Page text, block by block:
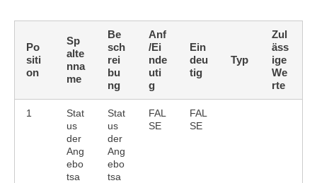
Po
siti
on
Sp
alte
nna
me
Be
sch
rei
bu
ng
Anf
/Ei
nde
uti
g
Ein
deu
tig
Typ
Zul
äss
ige
We
rte
1
Stat
us
der
Ang
ebo
tsa
Stat
us
der
Ang
ebo
tsa
FAL
SE
FAL
SE